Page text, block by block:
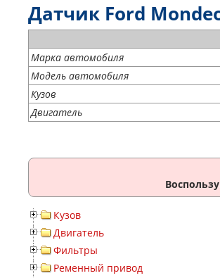
Датчик Ford
Марка автомобиля
Модель автомобиля
Кузов
Двигатель
Кузов
Двигатель
Фильтры
Ременный привод